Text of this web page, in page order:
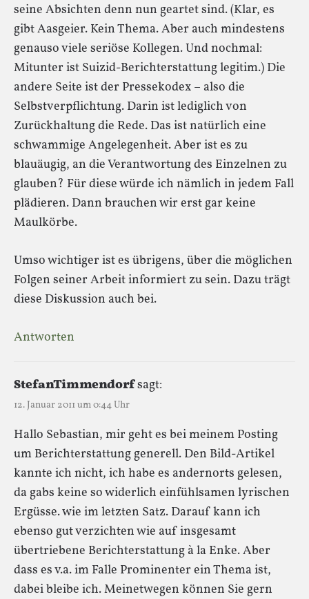
seine Absichten denn nun geartet sind. (Klar, es
gibt Aasgeier. Kein Thema. Aber auch mindestens
genauso viele seriöse Kollegen. Und nochmal:
Mitunter ist Suizid-Berichterstattung legitim.) Die
andere Seite ist der Pressekodex – also die
Selbstverpflichtung. Darin ist lediglich von
Zurückhaltung die Rede. Das ist natürlich eine
schwammige Angelegenheit. Aber ist es zu
blauäugig, an die Verantwortung des Einzelnen zu
glauben? Für diese würde ich nämlich in jedem Fall
plädieren. Dann brauchen wir erst gar keine
Maulkörbe.
Umso wichtiger ist es übrigens, über die möglichen
Folgen seiner Arbeit informiert zu sein. Dazu trägt
diese Diskussion auch bei.
Antworten
StefanTimmendorfsagt:
12. Januar 2011 um 0:44 Uhr
Hallo Sebastian, mir geht es bei meinem Posting
um Berichterstattung generell. Den Bild-Artikel
kannte ich nicht, ich habe es andernorts gelesen,
da gabs keine so widerlich einfühlsamen lyrischen
Ergüsse. wie im letzten Satz. Darauf kann ich
ebenso gut verzichten wie auf insgesamt
übertriebene Berichterstattung à la Enke. Aber
dass es v.a. im Falle Prominenter ein Thema ist,
dabei bleibe ich. Meinetwegen können Sie gern